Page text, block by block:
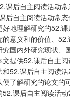
课后自主阅读活动
后自主阅读活动常
好地理解研究的52.
的意义和的价值、
究国内外研究现状、
文提供52.课后自主
和52.课后自主阅读
了解研究的论文的
52.课后自主阅读活